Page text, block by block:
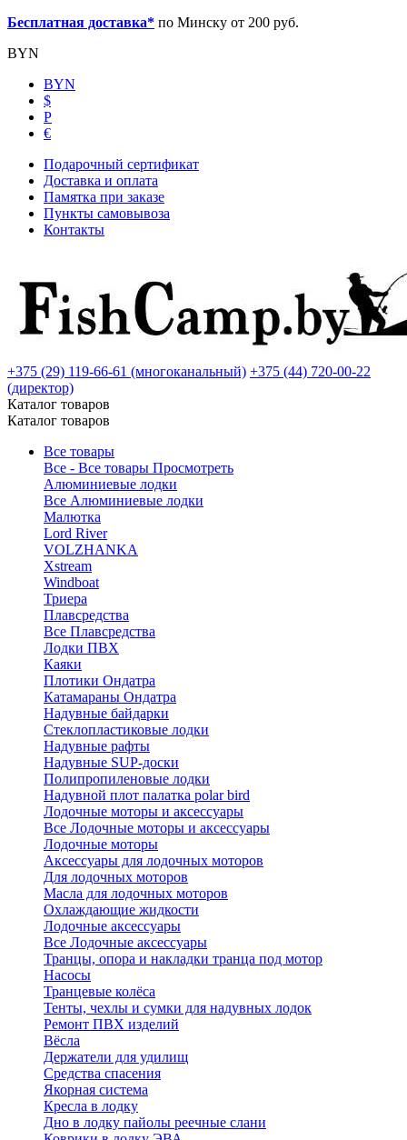
Бесплатная доставка* по Минску от 200 руб.
BYN
BYN
$
Р
€
Подарочный сертификат
Доставка и оплата
Памятка при заказе
Пункты самовывоза
Контакты
+375 (29) 119-66-61 (многоканальный) +375 (44) 720-00-22
(директор)
Каталог товаров
Каталог товаров
Все товары
Все - Все товары Просмотреть
Алюминиевые лодки
Все Алюминиевые лодки
Малютка
Lord River
VOLZHANKA
Xstream
Windboat
Триера
Плавсредства
Все Плавсредства
Лодки ПВХ
Каяки
Плотики Ондатра
Катамараны Ондатра
Надувные байдарки
Стеклопластиковые лодки
Надувные рафты
Надувные SUP-доски
Полипропиленовые лодки
Надувной плот палатка polar bird
Лодочные моторы и аксессуары
Все Лодочные моторы и аксессуары
Лодочные моторы
Аксессуары для лодочных моторов
Для лодочных моторов
Масла для лодочных моторов
Охлаждающие жидкости
Лодочные аксессуары
Все Лодочные аксессуары
Транцы, опора и накладки транца под мотор
Насосы
Транцевые колёса
Тенты, чехлы и сумки для надувных лодок
Ремонт ПВХ изделий
Вёсла
Держатели для удилищ
Средства спасения
Якорная система
Кресла в лодку
Дно в лодку пайолы реечные слани